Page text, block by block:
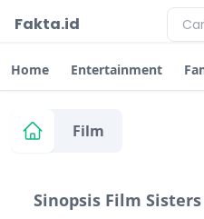
Fakta.id
Home Entertainment
Film
Sinopsis Film